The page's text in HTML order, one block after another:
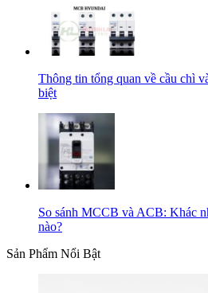
Thông tin tổng quan về cầu chì
biệt
So sánh MCCB và ACB: Khác
nào?
Sản Phẩm Nổi Bật